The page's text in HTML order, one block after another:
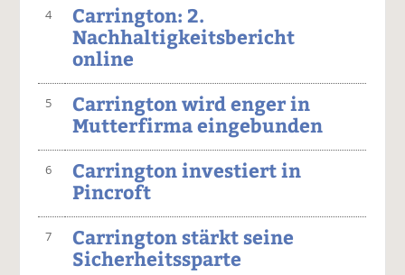
4
Carrington: 2.
Nachhaltigkeitsbericht
online
5
Carrington wird enger in
Mutterfirma eingebunden
6
Carrington investiert in
Pincroft
7
Carrington stärkt seine
Sicherheitssparte